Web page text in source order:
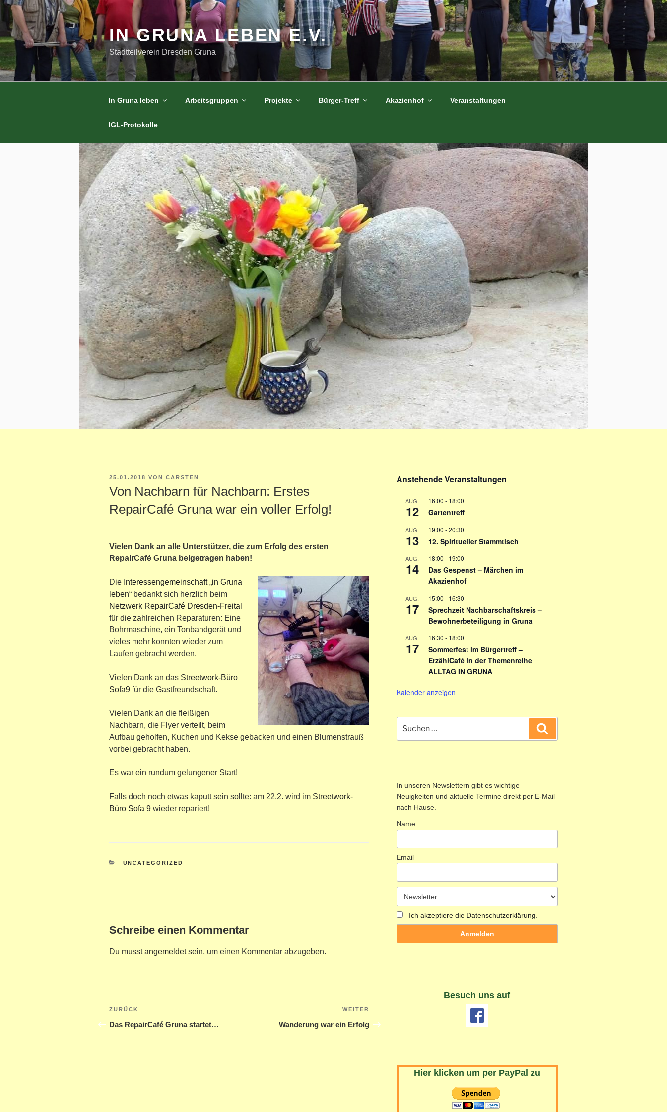
Zum
Inhalt
springen
IN GRUNA LEBEN E.V.
Stadtteilverein Dresden Gruna
In Gruna leben Arbeitsgruppen Projekte Bürger-Treff Akazienhof Veranstaltungen
IGL-Protokolle
VERÖFFENTLICHT
25.01.2018 VON CARSTEN
Von Nachbarn für Nachbarn: Erstes
RepairCafé Gruna war ein voller Erfolg!
Vielen Dank an alle Unterstützer, die zum Erfolg des ersten
RepairCafé Gruna beigetragen haben!
Die Interessengemeinschaft „in Gruna
leben“ bedankt sich herzlich beim
Netzwerk RepairCafé Dresden-Freital
für die zahlreichen Reparaturen: Eine
Bohrmaschine, ein Tonbandgerät und
vieles mehr konnten wieder zum
Laufen gebracht werden.
Vielen Dank an das Streetwork-Büro
Sofa9 für die Gastfreundschaft.
Vielen Dank an die fleißigen
Nachbarn, die Flyer verteilt, beim
Aufbau geholfen, Kuchen und Kekse gebacken und einen Blumenstrauß
vorbei gebracht haben.
Es war ein rundum gelungener Start!
Falls doch noch etwas kaputt sein sollte: am 22.2. wird im Streetwork-
Büro Sofa 9 wieder repariert!
KATEGORIEN
UNCATEGORIZED
Schreibe einen Kommentar
Du musstangemeldetsein, um einen Kommentar abzugeben.
Beitragsnavigation
Vorheriger
Beitrag
ZURÜCK
Das RepairCafé Gruna startet…
Beitrag
WEITER
Wanderung war ein Erfolg
Anstehende Veranstaltungen
AUG.
12
16:00 - 18:00
Gartentreff
AUG.
13
19:00 -20:30
12. Spiritueller Stammtisch
AUG.
14
18:00 - 19:00
Das Gespenst – Märchen im
Akazienhof
AUG.
17
15:00 - 16:30
Sprechzeit Nachbarschaftskreis –
Bewohnerbeteiligung in Gruna
AUG.
17
16:30 - 18:00
Sommerfest im Bürgertreff –
ErzählCafé in der Themenreihe
ALLTAG IN GRUNA
Kalender anzeigen
nach:
In unseren Newslettern gibt es wichtige
Neuigkeiten und aktuelle Termine direkt per E-Mail
nach Hause.
Name
Email
Ich akzeptiere die Datenschutzerklärung.
Besuch uns auf
Hier klicken um per PayPal zu